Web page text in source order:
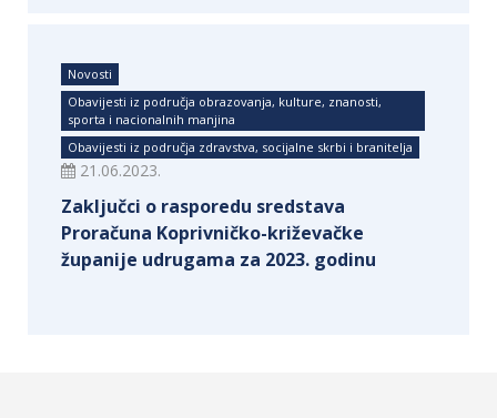
Novosti
Obavijesti iz područja obrazovanja, kulture, znanosti,
sporta i nacionalnih manjina
Obavijesti iz područja zdravstva, socijalne skrbi i branitelja
21.06.2023.
Zaključci o rasporedu sredstava
Proračuna Koprivničko-križevačke
županije udrugama za 2023. godinu